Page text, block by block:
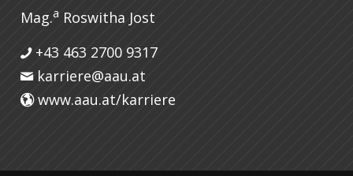
Mag.a Roswitha Jost
+43 463 2700 9317
karriere@aau.at
www.aau.at/karriere